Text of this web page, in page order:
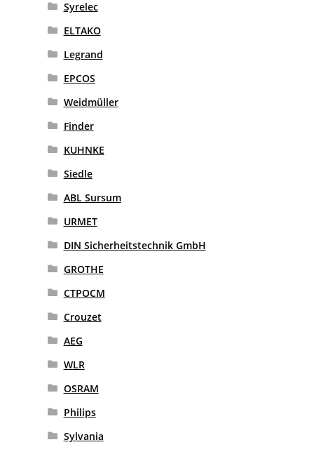
Syrelec
ELTAKO
Legrand
EPCOS
Weidmüller
Finder
KUHNKE
Siedle
ABL Sursum
URMET
DIN Sicherheitstechnik GmbH
GROTHE
CTPOCM
Crouzet
AEG
WLR
OSRAM
Philips
Sylvania